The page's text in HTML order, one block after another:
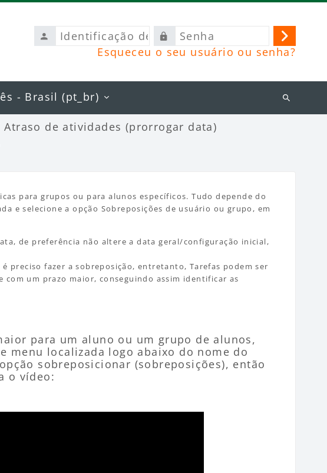
Identificação
de
Senha
Esqueceu o seu usuário ou senha?
- Brasil ‎(pt_br)‎
Buscar
cursos
Atraso de atividades (prorrogar data)
para grupos ou para alunos específicos. Tudo depende do
e selecione a opção Sobreposições de usuário ou grupo, em
de preferência não altere a data geral/configuração inicial,
fazer a sobreposição, entretanto, Tarefas podem ser
um prazo maior, conseguindo assim identificar as
para um aluno ou um grupo de alunos,
menu localizada logo abaixo do nome do
sobreposicionar (sobreposições), então
o vídeo: